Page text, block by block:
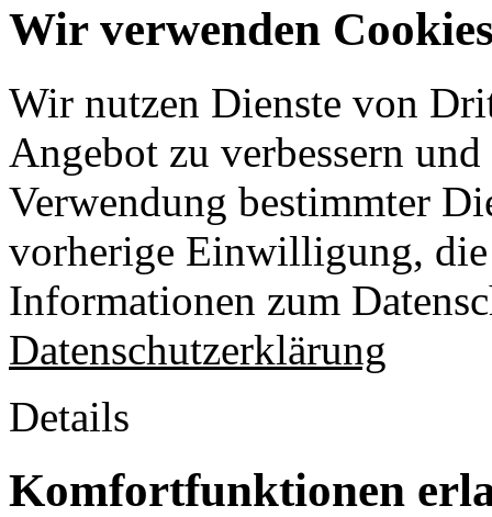
Wir verwenden
Wir nutzen Dienste von
Angebot zu verbessern
Verwendung bestimmter
vorherige Einwilligung,
Informationen zum
Datenschutzerklärung
Details
Komfortfunktionen